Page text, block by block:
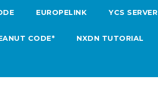
EUROPELINK YCS SERVER
CODE* NXDN TUTORIAL